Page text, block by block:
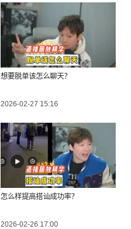
想要脱单该怎么聊天？
2026-02-27 15:16
怎么样提高搭讪成功率？
2026-02-26 17:00